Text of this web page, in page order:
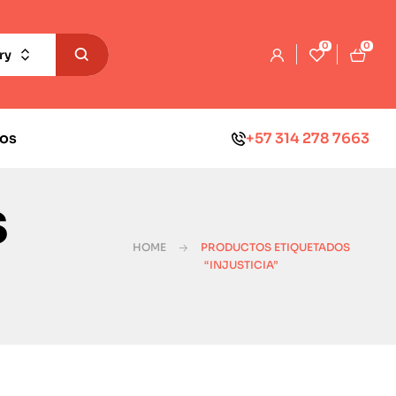
0 0
+57 314 278 7663
HOME
PRODUCTOS ETIQUETADOS
“INJUSTICIA”